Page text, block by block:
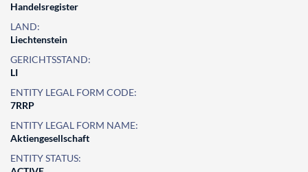
Handelsregister
LAND:
Liechtenstein
GERICHTSSTAND:
LI
ENTITY LEGAL FORM CODE:
7RRP
ENTITY LEGAL FORM NAME:
Aktiengesellschaft
ENTITY STATUS: